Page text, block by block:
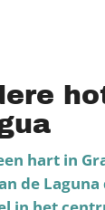
hart in
de